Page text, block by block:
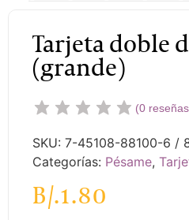
Tarjeta doble
(grande)
(0
SKU: 7-45108-88100-6 /
Categorías: Pésame,
B/.1.80